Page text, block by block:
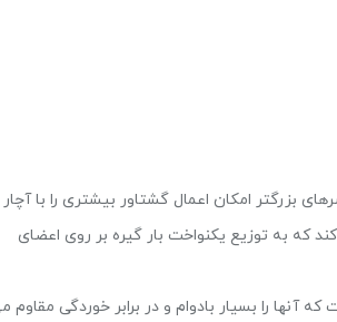
امکان اعمال گشتاور بیشتری را با آچار
به توزیع یکنواخت بار گیره بر روی اعضای
را بسیار بادوام و در برابر خوردگی مقاوم